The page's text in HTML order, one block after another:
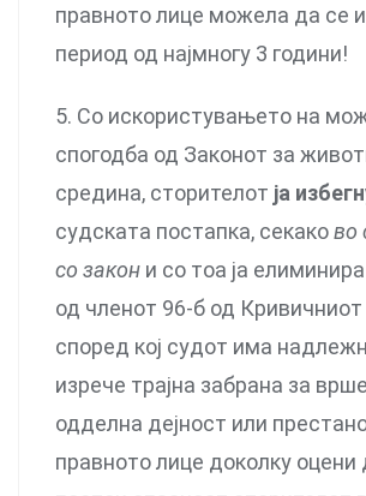
правното лице можела да се
период од најмногу 3 години!
5. Со искористувањето на
спогодба од Законот за
средина, сторителот ја
судската постапка, секаково
со закон и со тоа ја
од членот 96-б од Кривичниот
според кој судот има
изрече трајна забрана за
одделна дејност или
правното лице доколку оцени